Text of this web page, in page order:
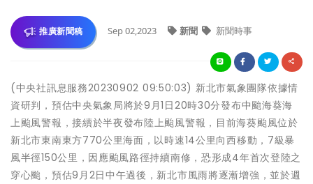
推廣新聞稿 Sep 02,2023 新聞 新聞時事
(中央社訊息服務20230902 09:50:03) 新北市氣象團隊依據情
資研判，預估中央氣象局將於9月1日20時30分發布中颱海葵海
上颱風警報，接續於半夜發布陸上颱風警報，目前海葵颱風位於
新北市東南東方770公里海面，以時速14公里向西移動，7級暴
風半徑150公里，因應颱風路徑持續南修，恐形成4年首次登陸之
穿心颱，預估9月2日中午過後，新北市風雨將逐漸增強，並於週